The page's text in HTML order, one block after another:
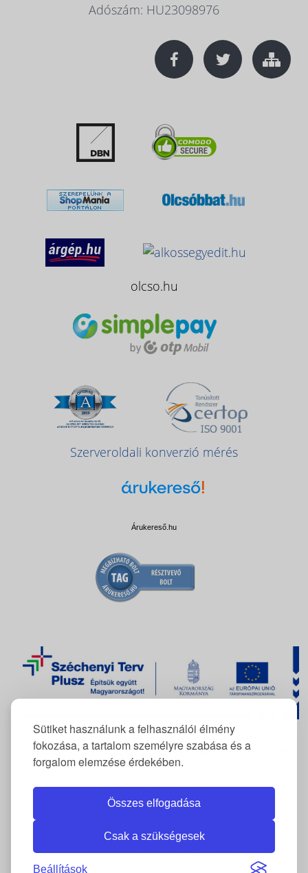
Sütiket használunk a felhasználói élmény
fokozása, a tartalom személyre szabása és a
forgalom elemzése érdekében.
Összes elfogadása
Csak a szükségesek
Beállítások
Adószám: HU23098976
olcso.hu
Szerveroldali konverzió mérés
Árukereső.hu
A FlexCom Kommunikációs Kft. azRRF-REP-10.10.1-24-2026-
11222azonosítószámú projekt keretében támogatásban
NEMZETKÖZI OLDALAINK